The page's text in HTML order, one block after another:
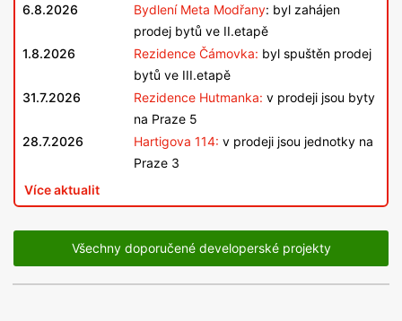
6.8.2026 Bydlení Meta Modřany: byl zahájen
prodej bytů ve II.etapě
1.8.2026
Rezidence Čámovka: byl spuštěn prodej
bytů ve III.etapě
31.7.2026
Rezidence Hutmanka: v prodeji jsou byty
na Praze 5
28.7.2026
Hartigova 114: v prodeji jsou jednotky na
Praze 3
Více aktualit
Všechny doporučené developerské projekty